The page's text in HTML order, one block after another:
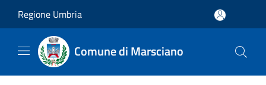
Regione Umbria
Comune di Marsciano